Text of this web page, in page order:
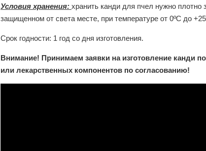
Условия хранения: хранить канди для пчел нужно
защищенном от света месте, при температуре от 0ºС до
Срок годности: 1 год со дня изготовления.
Внимание! Принимаем заявки на изготовление канди
или лекарственных компонентов по согласованию!